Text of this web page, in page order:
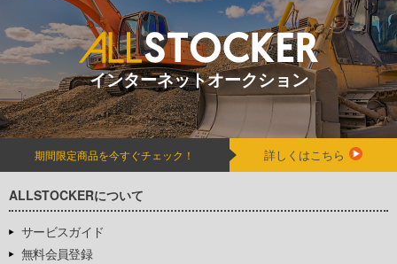
インターネットオークション
期間限定商品を今すぐチェック！ 詳しくはこちら
ALLSTOCKERについて
サービスガイド
無料会員登録